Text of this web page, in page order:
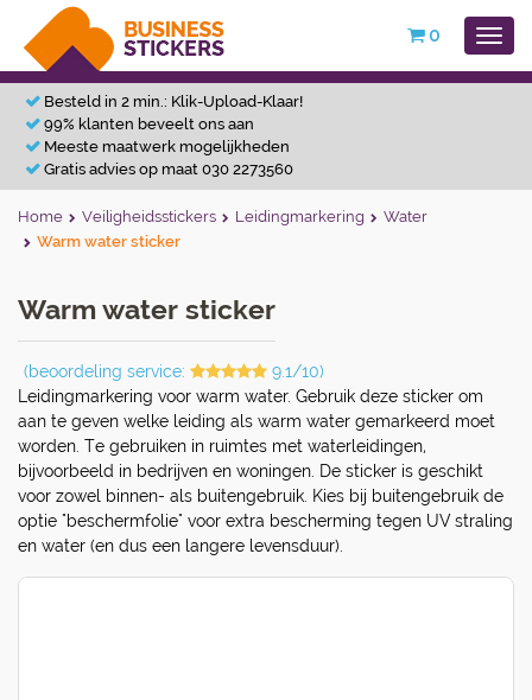
0
Besteld in 2 min.: Klik-Upload-Klaar!
99% klanten beveelt ons aan
Meeste maatwerk mogelijkheden
Gratis advies op maat 030 2273560
Home Veiligheidsstickers Leidingmarkering
Water
Warm water sticker
Warm water sticker
(beoordeling service:
9.1/10)
Leidingmarkering voor warm water. Gebruik deze sticker om
aan te geven welke leiding als warm water gemarkeerd moet
worden. Te gebruiken in ruimtes met waterleidingen,
bijvoorbeeld in bedrijven en woningen. De sticker is geschikt
voor zowel binnen- als buitengebruik. Kies bij buitengebruik de
optie "beschermfolie" voor extra bescherming tegen UV straling
en water (en dus een langere levensduur).